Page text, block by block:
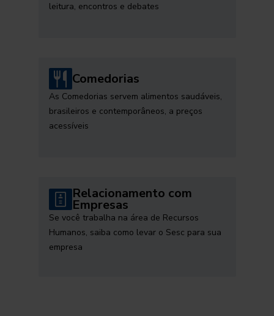
leitura, encontros e debates
Comedorias
As Comedorias servem alimentos saudáveis,
brasileiros e contemporâneos, a preços
acessíveis
Relacionamento com
Empresas
Se você trabalha na área de Recursos
Humanos, saiba como levar o Sesc para sua
empresa